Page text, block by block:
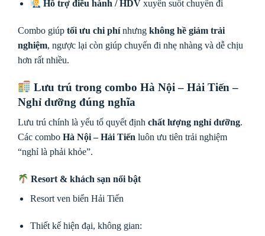
Hỗ trợ điều hành / HDV xuyên suốt chuyến đi
Combo giúp tối ưu chi phínhưng không hề giảm trải
nghiệm, ngược lại còn giúp chuyến đi nhẹ nhàng và dễ chịu
hơn rất nhiều.
Lưu trú trong combo Hà Nội – Hải Tiến –
Nghỉ dưỡng đúng nghĩa
Lưu trú chính là yếu tố quyết định chất lượng nghỉ dưỡng.
Các combo Hà Nội – Hải Tiến luôn ưu tiên trải nghiệm
“nghỉ là phải khỏe”.
Resort & khách sạn nổi bật
Resort ven biển Hải Tiến
Thiết kế hiện đại, không gian: